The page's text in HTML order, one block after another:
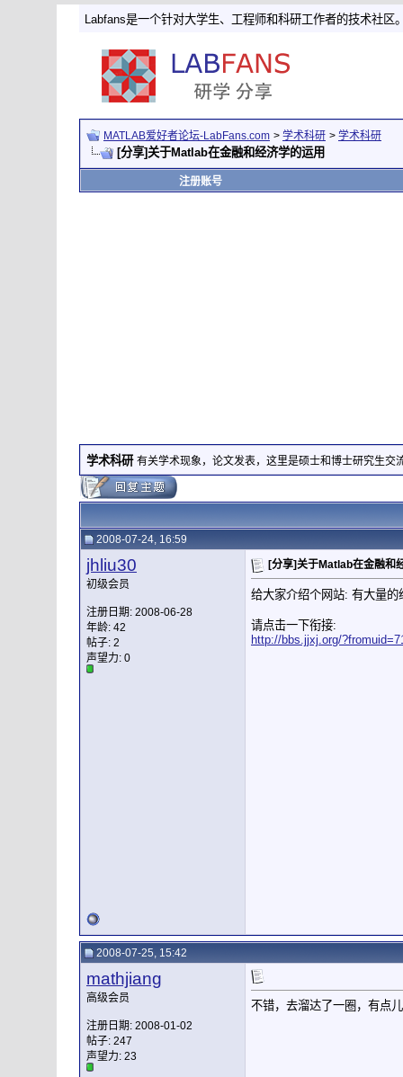
Labfans是一个针对大学生、工程师和科研工作者的技术社区
MATLAB爱好者论坛-LabFans.com > 学术科研 > 学术科研
[分享]关于Matlab在金融和经济学的运用
注册账号
学术科研 有关学术现象，论文发表，这里是硕士和博士研究生交
2008-07-24, 16:59
jhliu30
初级会员
注册日期: 2008-06-28
年龄: 42
帖子: 2
声望力: 0
[分享]关于Matlab在金融和
给大家介绍个网站: 有大量
请点击一下衔接:
http://bbs.jjxj.org/
2008-07-25, 15:42
mathjiang
高级会员
注册日期: 2008-01-02
帖子: 247
声望力: 23
不错，去溜达了一圈，有点